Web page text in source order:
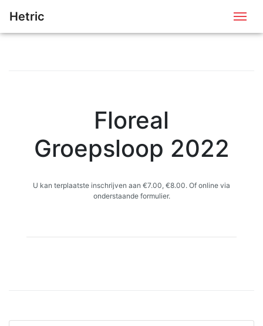
Hetric
Floreal
Groepsloop 2022
U kan terplaatste inschrijven aan €7.00, €8.00. Of online via
onderstaande formulier.